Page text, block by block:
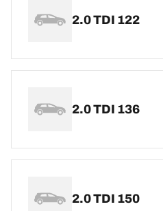
2.0 TDI 122
2.0 TDI 136
2.0 TDI 150